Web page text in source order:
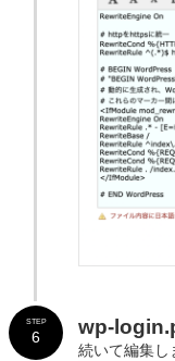
wp-
続いて編集し
STEP
6